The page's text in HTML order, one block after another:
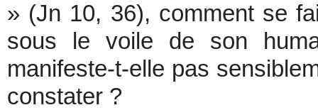
» (Jn 10, 36), comment se
sous le voile de son
manifeste-t-elle pas
constater ?